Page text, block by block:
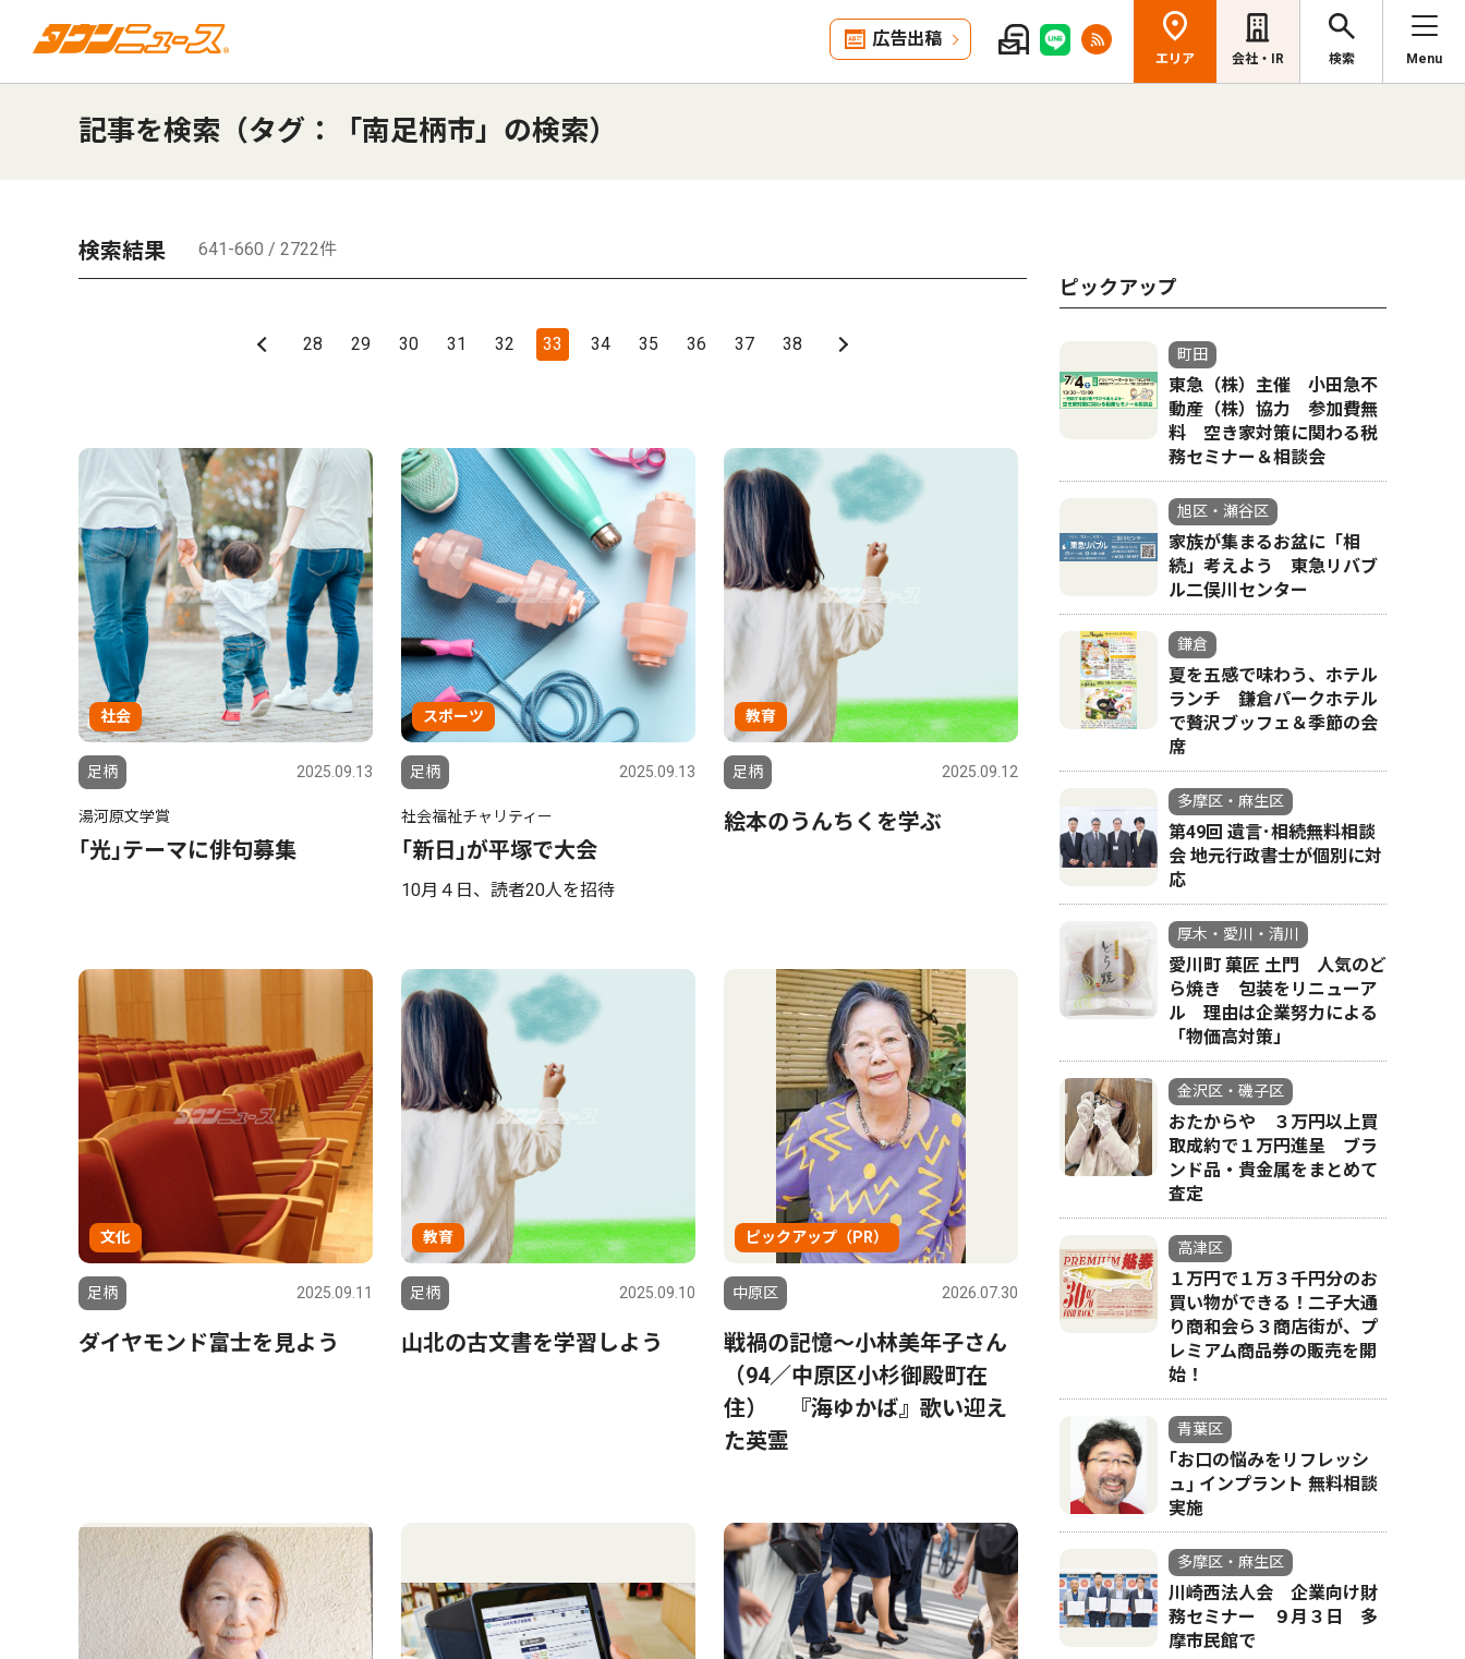
広告出稿
エリア 会社・IR 検索 Menu
記事を検索（タグ：「南足柄市」の検索）
検索結果 641-660 / 2722件
28 29 30 31 32 33 34 35 36 37 38
社会
足柄 2025.09.13
湯河原文学賞
｢光｣テーマに俳句募集
スポーツ
足柄 2025.09.13
社会福祉チャリティー
｢新日｣が平塚で大会
10月４日、読者20人を招待
教育
足柄 2025.09.12
絵本のうんちくを学ぶ
文化
足柄 2025.09.11
ダイヤモンド富士を見よう
教育
足柄 2025.09.10
山北の古文書を学習しよう
ピックアップ（PR）
中原区 2026.07.30
戦禍の記憶〜小林美年子さん
（94／中原区小杉御殿町在
住） 『海ゆかば』歌い迎え
た英霊
ピックアップ
町田
東急（株）主催 小田急不
動産（株）協力 参加費無
料 空き家対策に関わる税
務セミナー＆相談会
旭区・瀬谷区
家族が集まるお盆に「相
続」考えよう 東急リバブ
ル二俣川センター
鎌倉
夏を五感で味わう、ホテル
ランチ 鎌倉パークホテル
で贅沢ブッフェ＆季節の会
席
多摩区・麻生区
第49回 遺言･相続無料相談
会 地元行政書士が個別に対
応
厚木・愛川・清川
愛川町 菓匠 土門 人気のど
ら焼き 包装をリニューア
ル 理由は企業努力による
「物価高対策」
金沢区・磯子区
おたからや ３万円以上買
取成約で１万円進呈 ブラ
ンド品・貴金属をまとめて
査定
高津区
１万円で１万３千円分のお
買い物ができる！二子大通
り商和会ら３商店街が、プ
レミアム商品券の販売を開
始！
青葉区
｢お口の悩みをリフレッシ
ュ｣ インプラント 無料相談
実施
多摩区・麻生区
川崎西法人会 企業向け財
務セミナー ９月３日 多
摩市民館で